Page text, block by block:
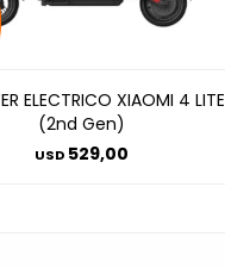
ELECTRICO XIAOMI 4 LITE
(2nd Gen)
USD 529,00